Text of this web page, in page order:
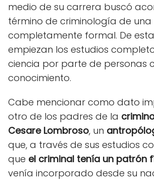
medio de su carrera buscó
término de criminología de
completamente formal. De
empiezan los estudios
ciencia por parte de personas
conocimiento.
Cabe mencionar como dato
otro de los padres de la
Cesare Lombroso, un
que, a través de sus estudios
que el criminal tenía un patrón
venía incorporado desde su